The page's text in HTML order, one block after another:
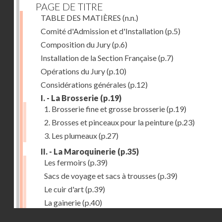
PAGE DE TITRE
TABLE DES MATIÈRES (n.n.)
Comité d'Admission et d'Installation(p.5)
Composition du Jury(p.6)
Installation de la Section Française(p.7)
Opérations du Jury(p.10)
Considérations générales (p.12)
I. - La Brosserie (p.19)
1. Brosserie fine et grosse brosserie(p.19)
2. Brosses et pinceaux pour la peinture(p.23)
3. Les plumeaux(p.27)
II. - La Maroquinerie (p.35)
Les fermoirs (p.39)
Sacs de voyage et sacs à trousses (p.39)
Le cuir d'art(p.39)
La gainerie(p.40)